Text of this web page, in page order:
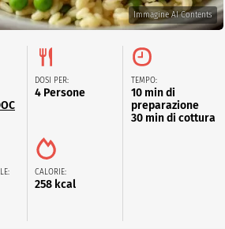
Immagine AI Contents
DOSI PER:
4 Persone
CALORIE:
258 kcal
TEMPO:
10 min di
preparazione
30 min di cottura